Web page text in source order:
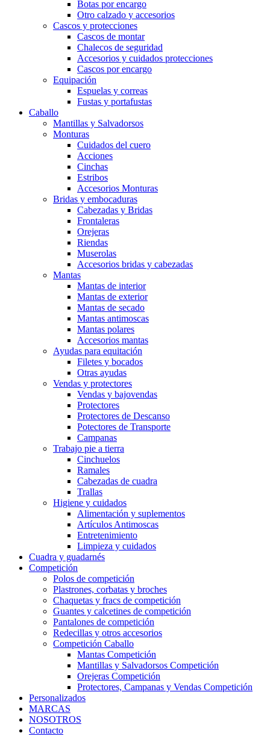
Botas por encargo
Otro calzado y accesorios
Cascos y protecciones
Cascos de montar
Chalecos de seguridad
Accesorios y cuidados protecciones
Cascos por encargo
Equipación
Espuelas y correas
Fustas y portafustas
Caballo
Mantillas y Salvadorsos
Monturas
Cuidados del cuero
Acciones
Cinchas
Estribos
Accesorios Monturas
Bridas y embocaduras
Cabezadas y Bridas
Frontaleras
Orejeras
Riendas
Muserolas
Accesorios bridas y cabezadas
Mantas
Mantas de interior
Mantas de exterior
Mantas de secado
Mantas antimoscas
Mantas polares
Accesorios mantas
Ayudas para equitación
Filetes y bocados
Otras ayudas
Vendas y protectores
Vendas y bajovendas
Protectores
Protectores de Descanso
Potectores de Transporte
Campanas
Trabajo pie a tierra
Cinchuelos
Ramales
Cabezadas de cuadra
Trallas
Higiene y cuidados
Alimentación y suplementos
Artículos Antimoscas
Entretenimiento
Limpieza y cuidados
Cuadra y guadarnés
Competición
Polos de competición
Plastrones, corbatas y broches
Chaquetas y fracs de competición
Guantes y calcetines de competición
Pantalones de competición
Redecillas y otros accesorios
Competición Caballo
Mantas Competición
Mantillas y Salvadorsos Competición
Orejeras Competición
Protectores, Campanas y Vendas Competición
Personalizados
MARCAS
NOSOTROS
Contacto